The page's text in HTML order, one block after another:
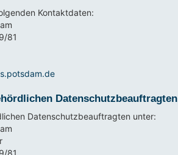
Kontaktdaten:
81
Datenschutzbeauftragten
Datenschutzbeauftragten unter:
81